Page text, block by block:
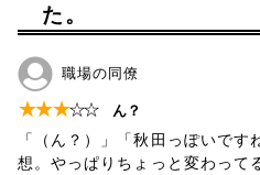
た。
職場の同僚
★★★☆☆ ん？
「（ん？）」「秋田っぽいで
想。やっぱりちょっと変わって